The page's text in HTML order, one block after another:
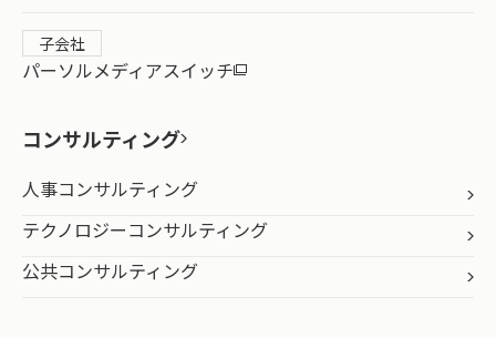
子会社
パーソルメディアスイッチ
コンサルティング
人事コンサルティング
テクノロジーコンサルティング
公共コンサルティング